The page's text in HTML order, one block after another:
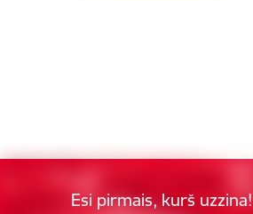
Esi pirmais, kurš uzzina!